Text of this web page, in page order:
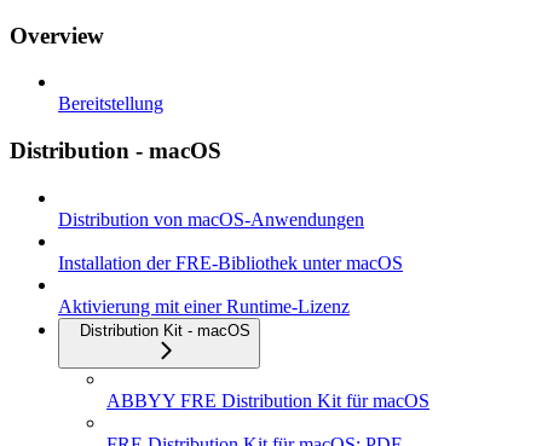
Overview
Bereitstellung
Distribution - macOS
Distribution von macOS-Anwendungen
Installation der FRE-Bibliothek unter macOS
Aktivierung mit einer Runtime-Lizenz
Distribution Kit - macOS
ABBYY FRE Distribution Kit für macOS